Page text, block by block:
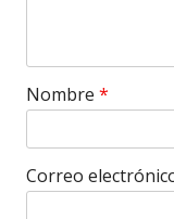
Nombre *
Correo